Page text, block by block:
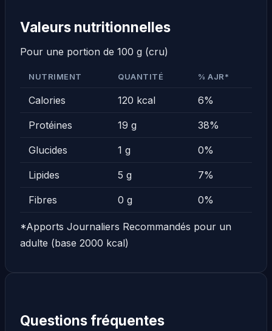
Valeurs nutritionnelles
Pour une portion de 100 g (cru)
NUTRIMENT QUANTITÉ % AJR*
Calories 120 kcal 6%
Protéines 19 g 38%
Glucides 1 g 0%
Lipides 5 g 7%
Fibres 0 g 0%
*Apports Journaliers Recommandés pour un
adulte (base 2000 kcal)
Questions fréquentes